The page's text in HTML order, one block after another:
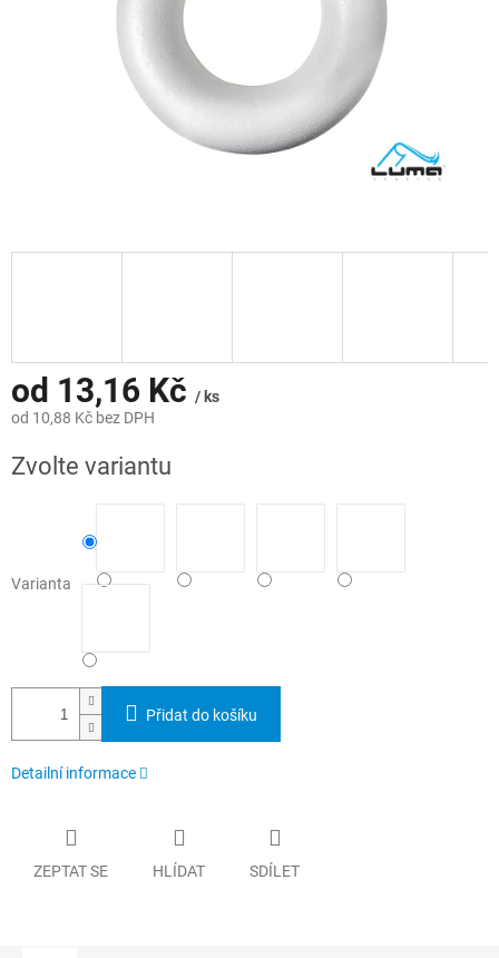
od 13,16 Kč / ks
od 10,88 Kč bez DPH
cena:
Zvolte variantu
Varianta
Přidat do košíku
Detailní informace
ZEPTAT SE HLÍDAT SDÍLET